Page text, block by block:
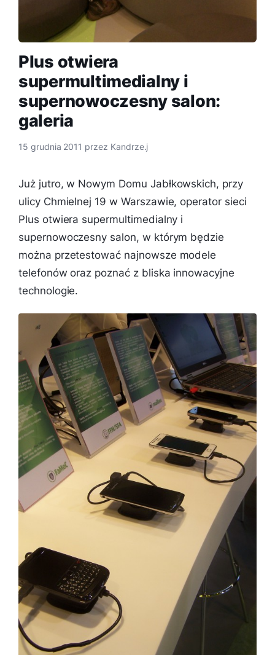
Plus otwiera
supermultimedialny i
supernowoczesny salon:
galeria
15 grudnia 2011 przez Kandrze.j
Już jutro, w Nowym Domu Jabłkowskich, przy
ulicy Chmielnej 19 w Warszawie, operator sieci
Plus otwiera supermultimedialny i
supernowoczesny salon, w którym będzie
można przetestować najnowsze modele
telefonów oraz poznać z bliska innowacyjne
technologie.